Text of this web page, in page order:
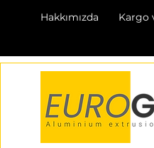
Hakkımızda Kargo